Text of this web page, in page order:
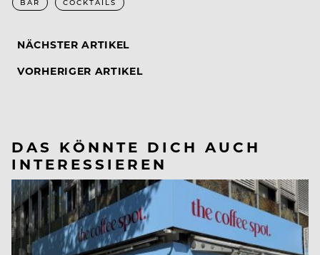
NÄCHSTER ARTIKEL
VORHERIGER ARTIKEL
DAS KÖNNTE DICH AUCH
INTERESSIEREN